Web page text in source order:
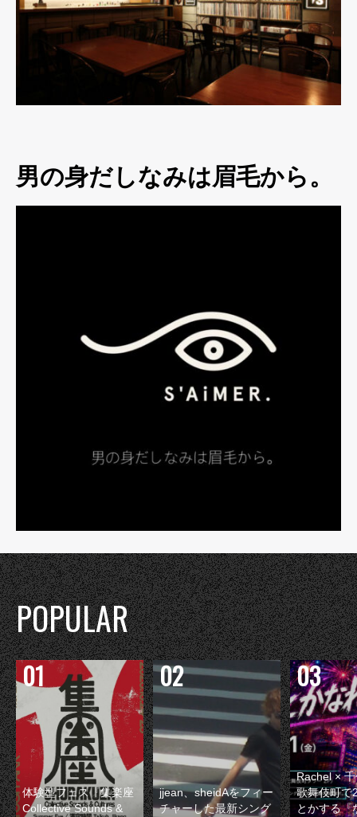
男の身だしなみは眉毛から。
POPULAR
体験型フェス『集楽座
Collective Sounds &
jjean、sheidAをフィー
チャーした最新シング
Rachel ×
歌舞伎町で
とかする『